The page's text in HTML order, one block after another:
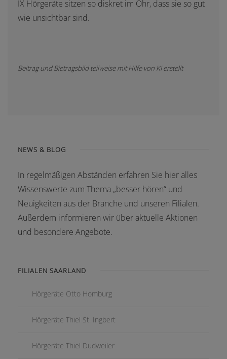
IX Hörgeräte sitzen so diskret im Ohr, dass sie so gut
wie unsichtbar sind.
Beitrag und Bietragsbild teilweise mit Hilfe von KI erstellt
NEWS & BLOG
In regelmäßigen Abständen erfahren Sie hier alles
Wissenswerte zum Thema „besser hören“ und
Neuigkeiten aus der Branche und unseren Filialen.
Außerdem informieren wir über aktuelle Aktionen
und besondere Angebote.
FILIALEN SAARLAND
Hörgeräte Otto Homburg
Hörgeräte Thiel St. Ingbert
Hörgeräte Thiel Dudweiler